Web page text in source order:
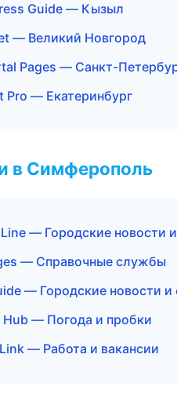
Guide — Кызыл
— Великий Новгород
Pages — Санкт-
Pro — Екатеринбург
в Симферополь
— Городские новости
— Справочные службы
— Городские новости и
Hub — Погода и пробки
— Работа и вакансии